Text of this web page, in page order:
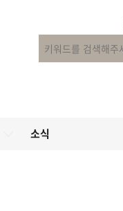
소식